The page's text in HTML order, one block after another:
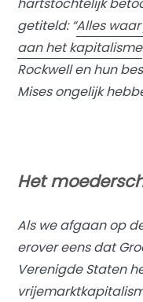
hartstochtelijk
getiteld: “Alles
aan het kapitalisme
Rockwell en hun
Mises ongelijk
Het
Als we afgaan op
erover eens dat
Verenigde Staten